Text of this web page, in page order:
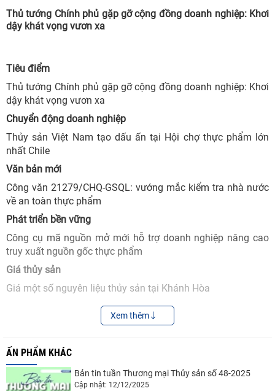
Thủ tướng Chính phủ gặp gỡ cộng đồng doanh nghiệp: Khơi
dậy khát vọng vươn xa
Tiêu điểm
Thủ tướng Chính phủ gặp gỡ cộng đồng doanh nghiệp: Khơi
dậy khát vọng vươn xa
Chuyển động doanh nghiệp
Thủy sản Việt Nam tạo dấu ấn tại Hội chợ thực phẩm lớn
nhất Chile
Văn bản mới
Công văn 21279/CHQ-GSQL: vướng mắc kiểm tra nhà nước
về an toàn thực phẩm
Phát triển bền vững
Công cụ mã nguồn mở mới hỗ trợ doanh nghiệp nâng cao
truy xuất nguồn gốc thực phẩm
Giá thủy sản
Giá một số nguyên liệu thủy sản tại Khánh Hòa
Thống kê thương mại
Thị trường nhập khẩu thủy sản của Việt Nam từ 1/1 đến
Tôm
Sự cố tôm Indonesia nhiễm phóng xạ: Tác động thế nào tới
Xem thêm
ẤN PHẨM KHÁC
Bản tin tuần Thương mại Thủy sản số 48-2025
Cập nhật: 12/12/2025